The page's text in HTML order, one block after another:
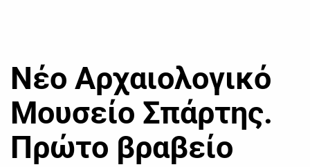
Νέο Αρχαιολογικό
Μουσείο Σπάρτης.
Πρώτο βραβείο